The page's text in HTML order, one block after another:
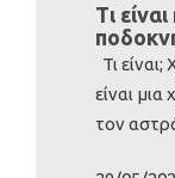
Τι
Τι
είναι
τον